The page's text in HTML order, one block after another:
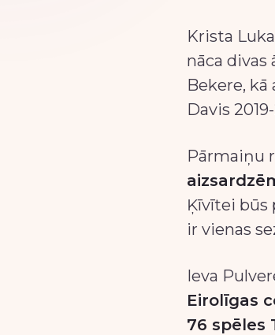
Krista
nāca divas
Bekere, kā
Davis
Pārmaiņu
Ķīvītei būs
ir vienas
Ieva
Eirolīgas
76 spēles